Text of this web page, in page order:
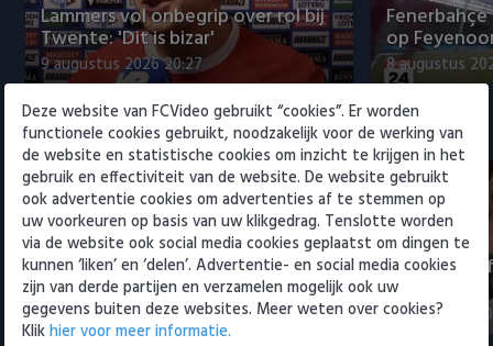
Lammers vol onbegrip over rol bij
Twente: 'Dit is bizar'
9 augustus 2026 20:27
op
8 augustus
Eredivisie
Erik ten Hag zit on-Nederlands
dicht op John van den Brom
10 augustus 2026 19:30
Feyenoord-
opvolger
10 augustus
Deze website van FCVideo gebruikt “cookies”. Er worden
functionele cookies gebruikt, noodzakelijk voor de werking van
de website en statistische cookies om inzicht te krijgen in het
gebruik en effectiviteit van de website. De website gebruikt
ook advertentie cookies om advertenties af te stemmen op
uw voorkeuren op basis van uw klikgedrag. Tenslotte worden
via de website ook social media cookies geplaatst om dingen te
kunnen ‘liken’ en ‘delen’. Advertentie- en social media cookies
zijn van derde partijen en verzamelen mogelijk ook uw
gegevens buiten deze websites. Meer weten over cookies?
Klikhier voor meer informatie.